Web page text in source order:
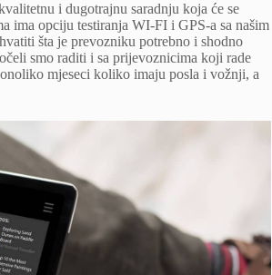
i dugotrajnu saradnju koja će se
ima opciju testiranja WI-FI i GPS-a sa našim
šta je prevozniku potrebno i shodno
smo raditi i sa prijevoznicima koji rade
mjeseci koliko imaju posla i vožnji, a